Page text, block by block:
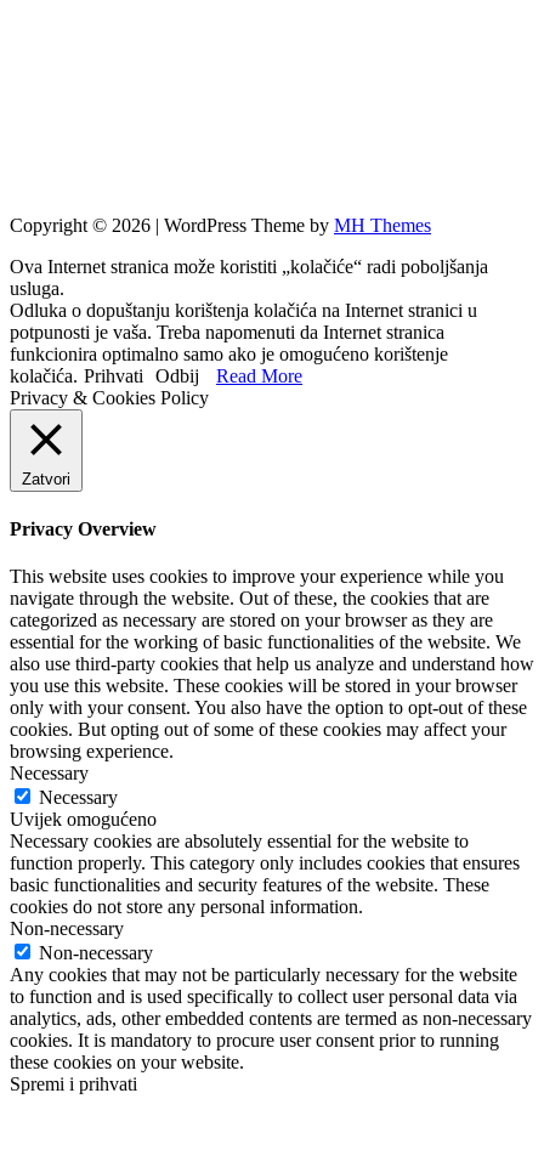
Copyright © 2026 | WordPress Theme by MH Themes
Ova Internet stranica može koristiti „kolačiće“ radi poboljšanja
usluga.
Odluka o dopuštanju korištenja kolačića na Internet stranici u
potpunosti je vaša. Treba napomenuti da Internet stranica
funkcionira optimalno samo ako je omogućeno korištenje
kolačića. Prihvati Odbij
Read More
Privacy & Cookies Policy
Zatvori
Privacy Overview
This website uses cookies to improve your experience while you
navigate through the website. Out of these, the cookies that are
categorized as necessary are stored on your browser as they are
essential for the working of basic functionalities of the website. We
also use third-party cookies that help us analyze and understand how
you use this website. These cookies will be stored in your browser
only with your consent. You also have the option to opt-out of these
cookies. But opting out of some of these cookies may affect your
browsing experience.
Necessary
Necessary
Uvijek omogućeno
Necessary cookies are absolutely essential for the website to
function properly. This category only includes cookies that ensures
basic functionalities and security features of the website. These
cookies do not store any personal information.
Non-necessary
Non-necessary
Any cookies that may not be particularly necessary for the website
to function and is used specifically to collect user personal data via
analytics, ads, other embedded contents are termed as non-necessary
cookies. It is mandatory to procure user consent prior to running
these cookies on your website.
Spremi i prihvati